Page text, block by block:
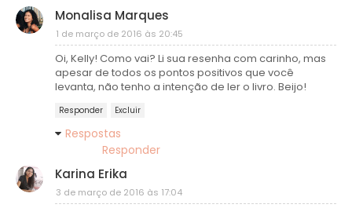
Monalisa Marques
1 de março de 2016 às 20:45
Oi, Kelly! Como vai? Li sua resenha com carinho, mas
apesar de todos os pontos positivos que você
levanta, não tenho a intenção de ler o livro. Beijo!
Responder Excluir
Respostas
Responder
Karina Erika
3 de março de 2016 às 17:04